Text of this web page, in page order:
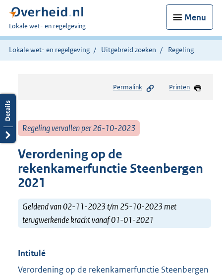
Menu
U
bent
hier:
Lokale wet- en regelgeving
Lokale wet- en regelgeving Uitgebreid zoeken Regeling
Permalink Printen
Regeling vervallen per 26-10-2023
Verordening op de
rekenkamerfunctie Steenbergen
2021
Geldend van 02-11-2023 t/m 25-10-2023 met
terugwerkende kracht vanaf 01-01-2021
Intitulé
Verordening op de rekenkamerfunctie Steenbergen